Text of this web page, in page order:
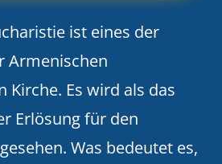
ist eines der
Armenischen
Kirche. Es wird als das
Erlösung für den
Was bedeutet es,